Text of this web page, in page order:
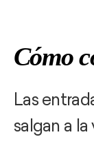
Cómo
Las
salgan a la